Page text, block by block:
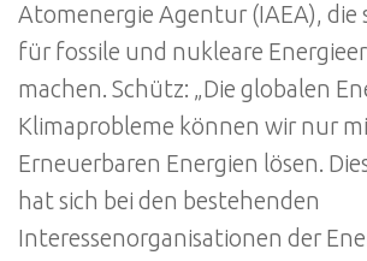
Atomenergie Agentur (IAEA), die
für fossile und nukleare
machen. Schütz: „Die globalen
Klimaprobleme können wir nur
Erneuerbaren Energien lösen.
hat sich bei den bestehenden
Interessenorganisationen der